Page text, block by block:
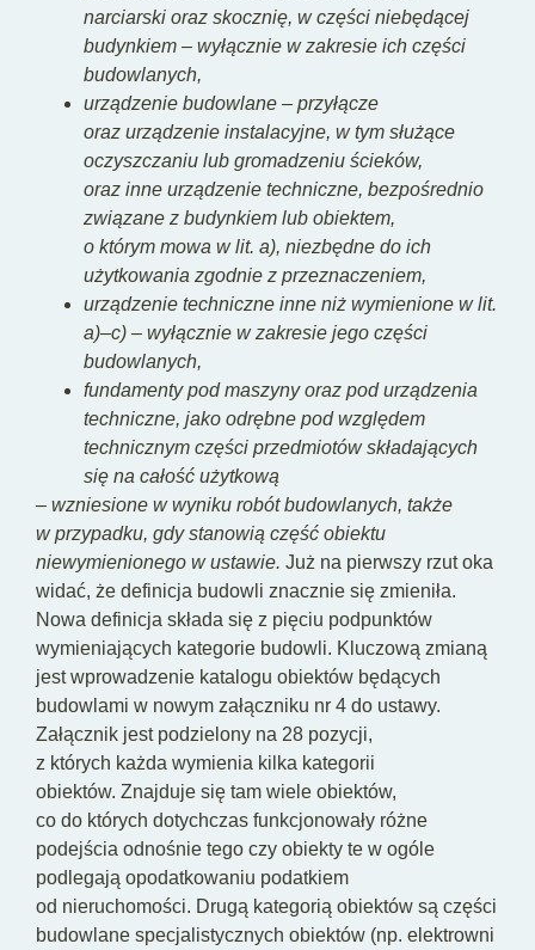
narciarski oraz skocznię, w części niebędącej
budynkiem – wyłącznie w zakresie ich części
budowlanych,
urządzenie budowlane – przyłącze
oraz urządzenie instalacyjne, w tym służące
oczyszczaniu lub gromadzeniu ścieków,
oraz inne urządzenie techniczne, bezpośrednio
związane z budynkiem lub obiektem,
o którym mowa w lit. a), niezbędne do ich
użytkowania zgodnie z przeznaczeniem,
urządzenie techniczne inne niż wymienione w lit.
a)–c) – wyłącznie w zakresie jego części
budowlanych,
fundamenty pod maszyny oraz pod urządzenia
techniczne, jako odrębne pod względem
technicznym części przedmiotów składających
się na całość użytkową
– wzniesione w wyniku robót budowlanych, także
w przypadku, gdy stanowią część obiektu
niewymienionego w ustawie. Już na pierwszy rzut oka
widać, że definicja budowli znacznie się zmieniła.
Nowa definicja składa się z pięciu podpunktów
wymieniających kategorie budowli. Kluczową zmianą
jest wprowadzenie katalogu obiektów będących
budowlami w nowym załączniku nr 4 do ustawy.
Załącznik jest podzielony na 28 pozycji,
z których każda wymienia kilka kategorii
obiektów. Znajduje się tam wiele obiektów,
co do których dotychczas funkcjonowały różne
podejścia odnośnie tego czy obiekty te w ogóle
podlegają opodatkowaniu podatkiem
od nieruchomości. Drugą kategorią obiektów są części
budowlane specjalistycznych obiektów (np. elektrowni